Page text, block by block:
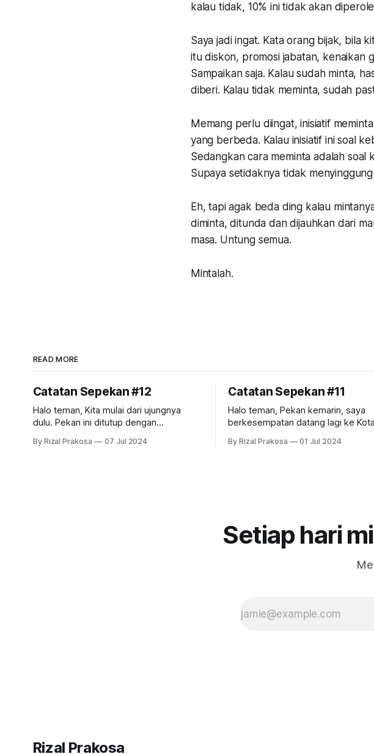
kalau tidak, 10% ini tidak akan
Saya jadi ingat. Kata orang bijak, bila
itu diskon, promosi jabatan, kenaikan
Sampaikan saja. Kalau sudah minta,
diberi. Kalau tidak meminta, sudah
Memang perlu diingat, inisiatif
yang berbeda. Kalau inisiatif ini soal
Sedangkan cara meminta adalah soal
Supaya setidaknya tidak
Eh, tapi agak beda ding kalau
diminta, ditunda dan dijauhkan dari
masa. Untung semua.
Mintalah.
READ MORE
Catatan Sepekan #12
Halo teman, Kita mulai dari ujungnya
dulu. Pekan ini ditutup dengan
berolahraga pagi di ruang terbuka hijau
By Rizal Prakosa 07 Jul 2024
Catatan Sepekan #11
Halo teman, Pekan kemarin, saya
berkesempatan datang lagi ke Kota
tahun terakhir saya ke sana. Hari-
By Rizal Prakosa 01 Jul 2024
Setiap hari
Rizal Prakosa